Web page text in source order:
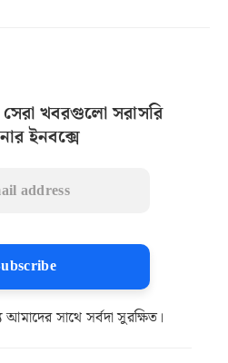
সেরা খবরগুলো সরাসরি
ইনবক্সে
সাথে সর্বদা সুরক্ষিত।